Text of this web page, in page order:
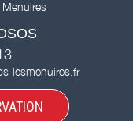
Menuires
lesmenuires.fr